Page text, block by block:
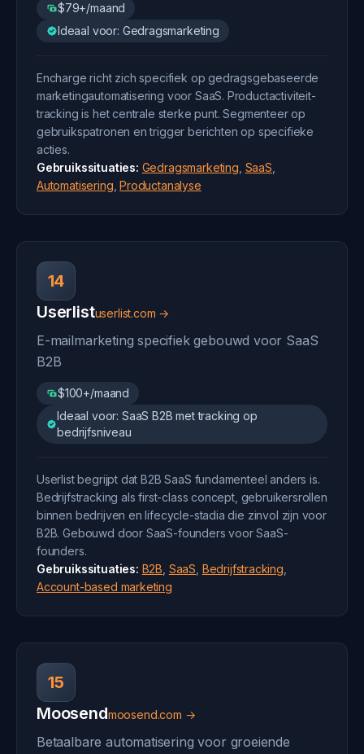
$79+/maand
Ideaal voor: Gedragsmarketing
Encharge richt zich specifiek op gedragsgebaseerde
marketingautomatisering voor SaaS. Productactiviteit-
tracking is het centrale sterke punt. Segmenteer op
gebruikspatronen en trigger berichten op specifieke
acties.
Gebruikssituaties: Gedragsmarketing SaaS
Automatisering ,Productanalyse
14
Userlistuserlist.com →
E-mailmarketing specifiek gebouwd voor SaaS
B2B
$100+/maand
Ideaal voor: SaaS B2B met tracking op
bedrijfsniveau
Userlist begrijpt dat B2B SaaS fundamenteel anders is.
Bedrijfstracking als first-class concept, gebruikersrollen
binnen bedrijven en lifecycle-stadia die zinvol zijn voor
B2B. Gebouwd door SaaS-founders voor SaaS-
founders.
Gebruikssituaties: B2B SaaS Bedrijfstracking
Account-based marketing
15
Moosendmoosend.com →
Betaalbare automatisering voor groeiende